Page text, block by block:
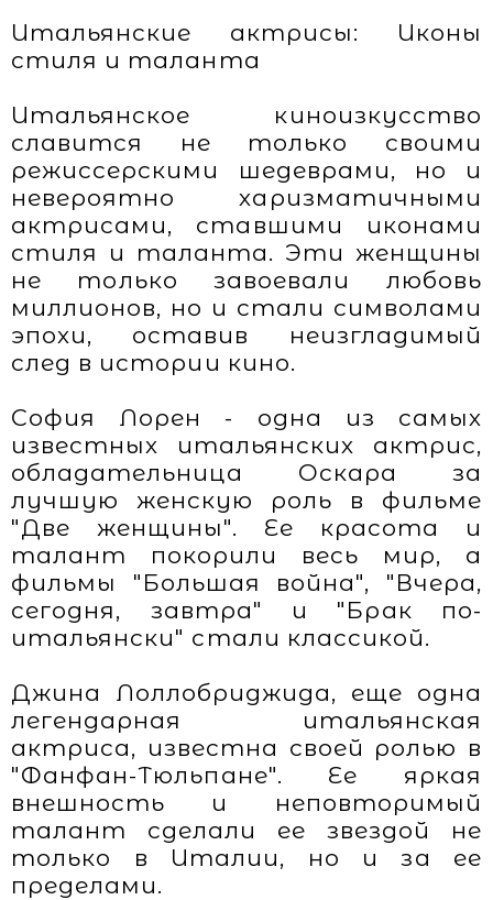
Итальянские актрисы: Иконы
стиля и таланта
Итальянское киноизкусство
славится не только своими
режиссерскими шедеврами, но и
невероятно харизматичными
актрисами, ставшими иконами
стиля и таланта. Эти женщины
не только завоевали любовь
миллионов, но и стали символами
эпохи, оставив неизгладимый
след в истории кино.
София Лорен - одна из самых
известных итальянских актрис,
обладательница Оскара за
лучшую женскую роль в фильме
"Две женщины". Ее красота и
талант покорили весь мир, а
фильмы "Большая война", "Вчера,
сегодня, завтра" и "Брак по-
итальянски" стали классикой.
Джина Лоллобриджида, еще одна
легендарная итальянская
актриса, известна своей ролью в
"Фанфан-Тюльпане". Ее яркая
внешность и неповторимый
талант сделали ее звездой не
только в Италии, но и за ее
пределами.